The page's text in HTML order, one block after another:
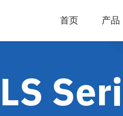
首页 产品